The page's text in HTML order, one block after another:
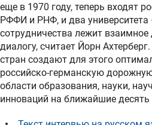
еще в 1970 году, теперь входят
РФФИ и РНФ, и два
сотрудничества лежит взаимное
диалогу, считает Йорн
стран создают для этого
российско-германскую
области образования, науки,
инноваций на ближайшие десять